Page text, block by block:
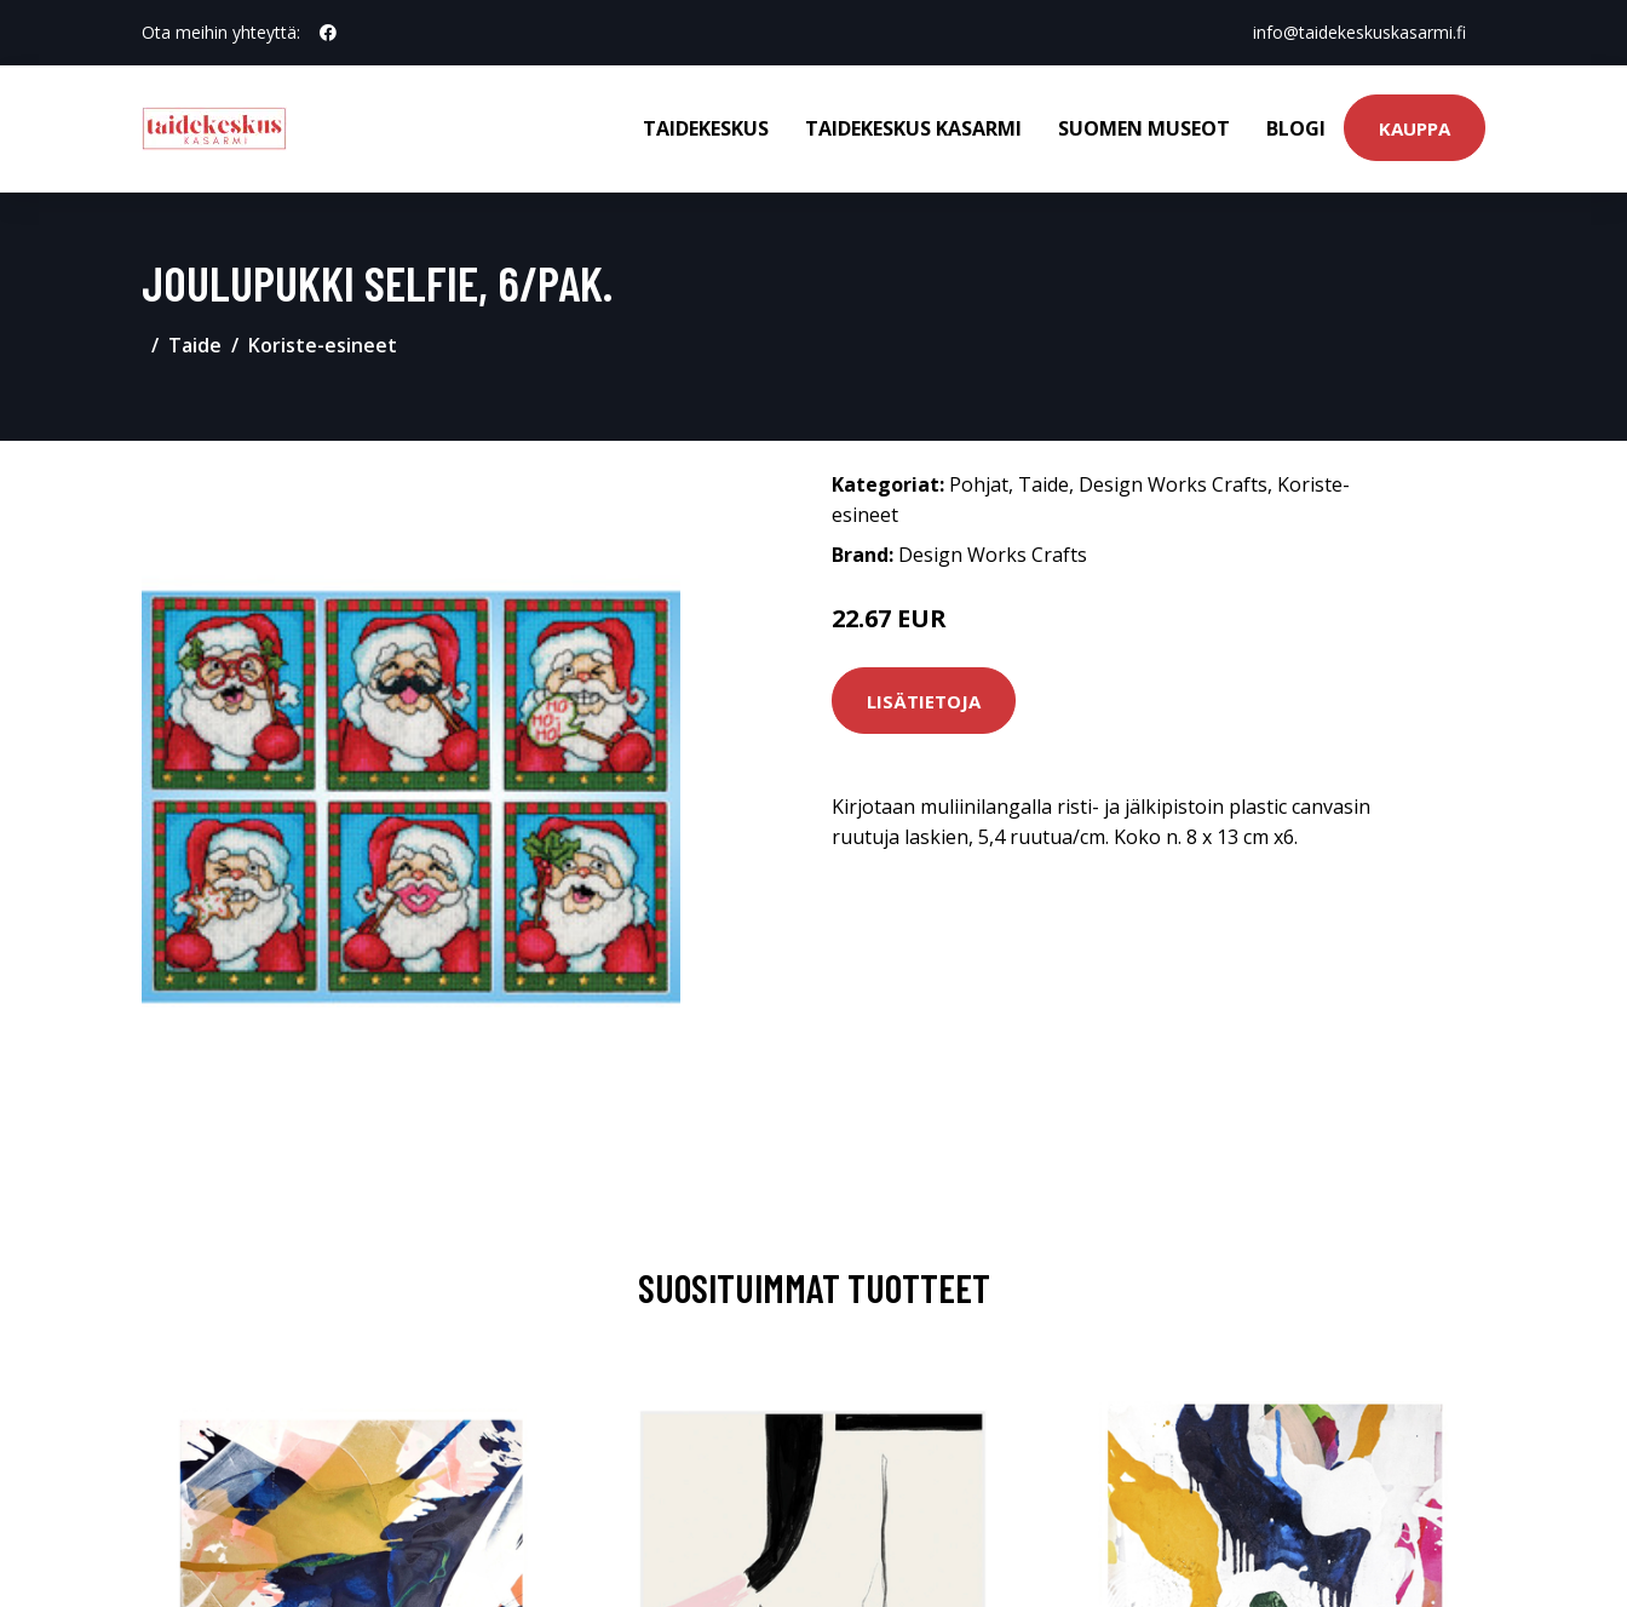
Ota meihin yhteyttä: info@taidekeskuskasarmi.fi
TAIDEKESKUS TAIDEKESKUS KASARMI SUOMEN MUSEOT BLOGI KAUPPA
JOULUPUKKI SELFIE, 6/PAK.
Taide Koriste-esineet
Kategoriat: Pohjat, Taide, Design Works Crafts, Koriste-
esineet
Brand: Design Works Crafts
22.67 EUR
LISÄTIETOJA
Kirjotaan muliinilangalla risti- ja jälkipistoin plastic canvasin
ruutuja laskien, 5,4 ruutua/cm. Koko n. 8 x 13 cm x6.
SUOSITUIMMAT TUOTTEET